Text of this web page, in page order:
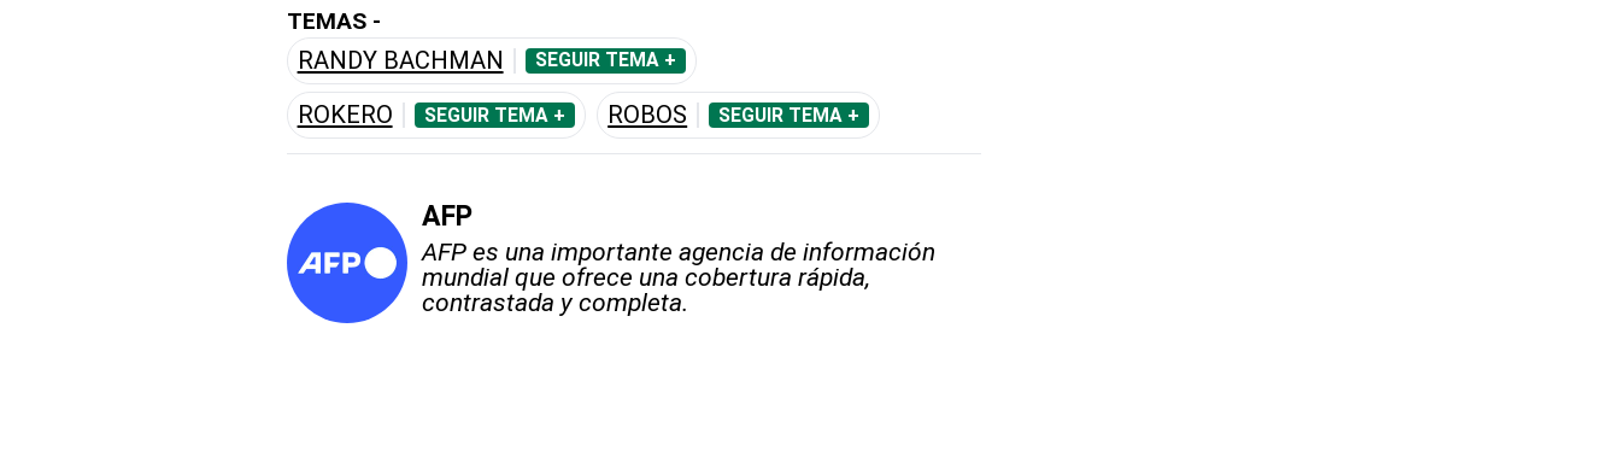
TEMAS -
RANDY BACHMAN SEGUIR TEMA +
ROKERO SEGUIR TEMA + ROBOS SEGUIR TEMA +
AFP
AFP es una importante agencia de información
mundial que ofrece una cobertura rápida,
contrastada y completa.